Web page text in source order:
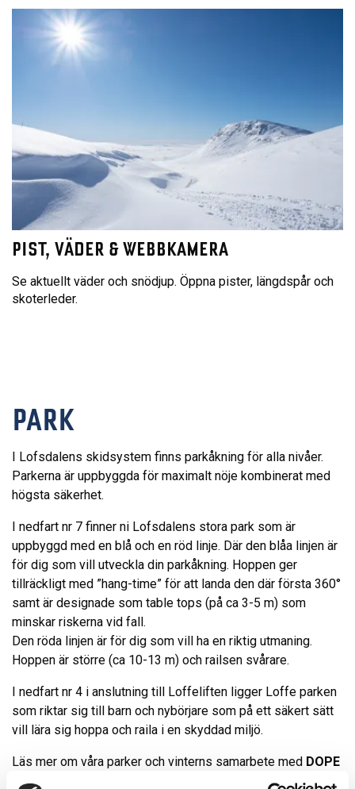
PIST, VÄDER & WEBBKAMERA
Se aktuellt väder och snödjup. Öppna pister, längdspår och
skoterleder.
PARK
I Lofsdalens skidsystem finns parkåkning för alla nivåer.
Parkerna är uppbyggda för maximalt nöje kombinerat med
högsta säkerhet.
I nedfart nr 7 finner ni Lofsdalens stora park som är
uppbyggd med en blå och en röd linje. Där den blåa linjen är
för dig som vill utveckla din parkåkning. Hoppen ger
tillräckligt med ”hang-time” för att landa den där första 360°
samt är designade som table tops (på ca 3-5 m) som
minskar riskerna vid fall.
Den röda linjen är för dig som vill ha en riktig utmaning.
Hoppen är större (ca 10-13 m) och railsen svårare.
I nedfart nr 4 i anslutning till Loffeliften ligger Loffe parken
som riktar sig till barn och nybörjare som på ett säkert sätt
vill lära sig hoppa och raila i en skyddad miljö.
Läs mer om våra parker och vinterns samarbete med DOPE
här